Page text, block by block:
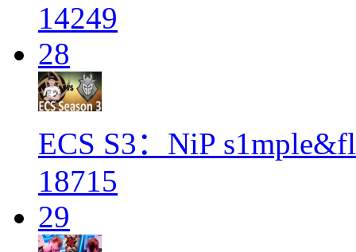
14249
28
ECS S3：NiP
18715
29